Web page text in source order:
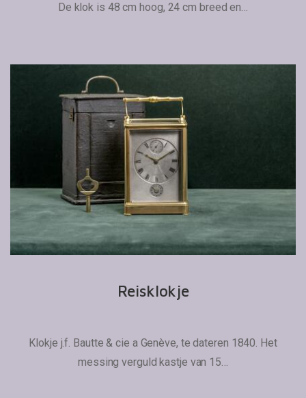
De klok is 48 cm hoog, 24 cm breed en…
Reisklokje
Klokje j.f. Bautte & cie a Genève, te dateren 1840. Het
messing verguld kastje van 15…